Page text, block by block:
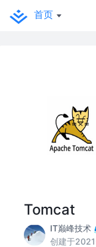
首页
Tomcat
IT巅峰技术
创建于